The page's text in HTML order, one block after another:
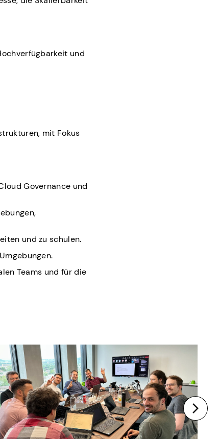
und
mit Fokus
Governance und
und zu schulen.
Teams und für die